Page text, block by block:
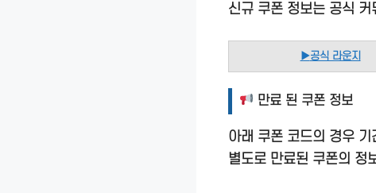
신규 쿠폰 정보는 공식
▶공식 라운지
만료 된 쿠폰 정보
아래 쿠폰 코드의 경우
별도로 만료된 쿠폰의 정